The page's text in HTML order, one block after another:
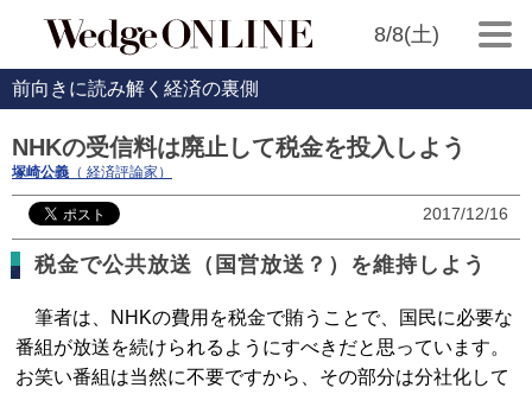
8/8(土)
前向きに読み解く経済の裏側
NHKの受信料は廃止して税金を投入しよう
塚崎公義 （ 経済評論家）
2017/12/16
税金で公共放送（国営放送？）を維持しよう
筆者は、NHKの費用を税金で賄うことで、国民に必要な
番組が放送を続けられるようにすべきだと思っています。
お笑い番組は当然に不要ですから、その部分は分社化して